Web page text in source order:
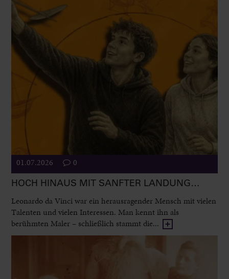
01.07.2026 0
HOCH HINAUS MIT SANFTER LANDUNG…
Leonardo da Vinci war ein herausragender Mensch mit vielen
Talenten und vielen Interessen. Man kennt ihn als
berühmten Maler – schließlich stammt die...